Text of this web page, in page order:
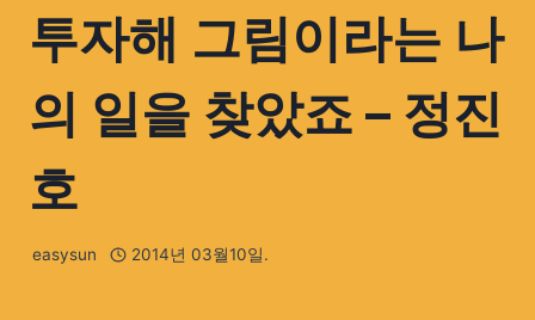
투자해 그림이라는 나
의 일을 찾았죠 – 정진
호
easysun 2014년 03월10일.